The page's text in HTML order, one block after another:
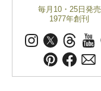
毎月10・25日発売
1977年創刊